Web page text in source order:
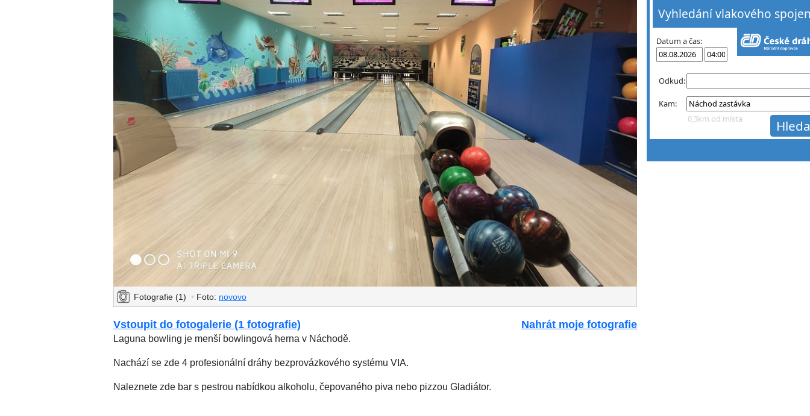
Fotografie (1) • Foto: novovo
Nahrát moje fotografie
Vstoupit do fotogalerie (1 fotografie)
Laguna bowling je menší bowlingová herna v Náchodě.
Nachází se zde 4 profesionální dráhy bezprovázkového systému VIA.
Naleznete zde bar s pestrou nabídkou alkoholu, čepovaného piva nebo pizzou Gladiátor.
Vyhledání vlakového
Datum a čas:
Odkud:
Kam:
0,3km od místa